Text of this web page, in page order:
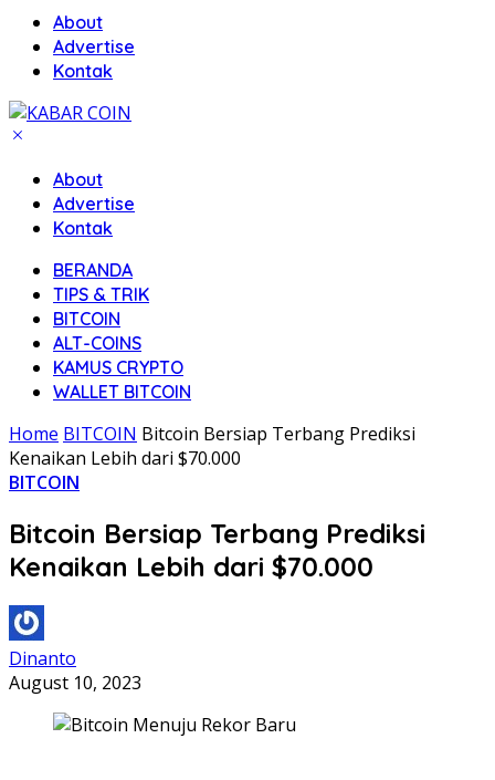
About
Advertise
Kontak
About
Advertise
Kontak
BERANDA
TIPS & TRIK
BITCOIN
ALT-COINS
KAMUS CRYPTO
WALLET BITCOIN
Home BITCOIN Bitcoin Bersiap Terbang Prediksi
Kenaikan Lebih dari $70.000
BITCOIN
Bitcoin Bersiap Terbang Prediksi
Kenaikan Lebih dari $70.000
Dinanto
August 10, 2023